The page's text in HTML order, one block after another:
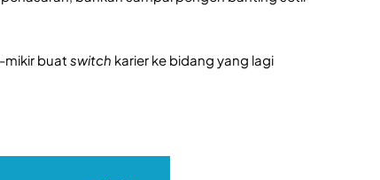
mikir buat switch karier ke bidang yang lagi